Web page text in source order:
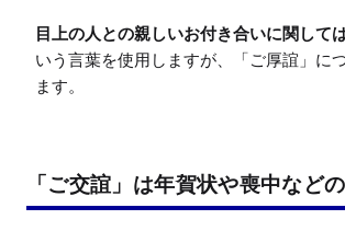
目上の人との親しいお付き合いに関して
いう言葉を使用しますが、「ご厚誼」に
ます。
「ご交誼」は年賀状や喪中など